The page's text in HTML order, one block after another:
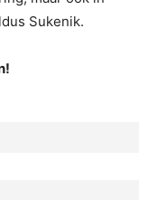
Sukenik.